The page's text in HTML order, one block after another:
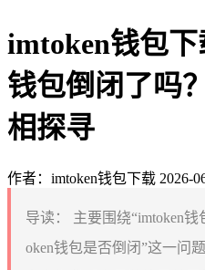
imtoken钱包
钱包倒闭了吗
相探寻
作者：imtoken钱包下载 2026-
导读：
主要围绕“imtoken
oken钱包是否倒闭”这一问